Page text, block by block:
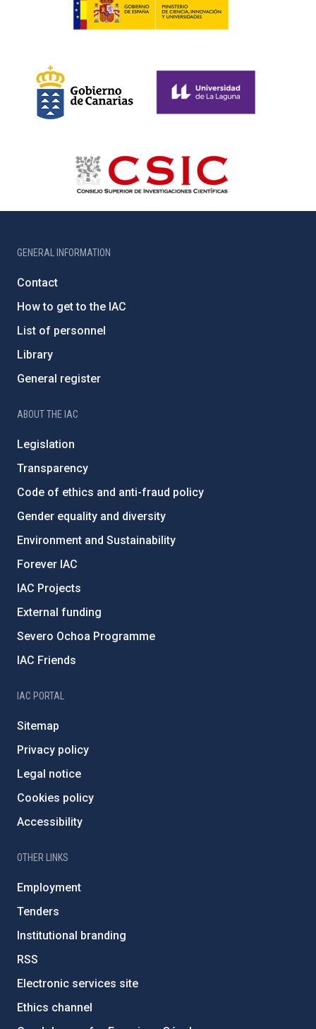
GENERAL INFORMATION
Contact
How to get to the IAC
List of personnel
Library
General register
ABOUT THE IAC
Legislation
Transparency
Code of ethics and anti-fraud policy
Gender equality and diversity
Environment and Sustainability
Forever IAC
IAC Projects
External funding
Severo Ochoa Programme
IAC Friends
IAC PORTAL
Sitemap
Privacy policy
Legal notice
Cookies policy
Accessibility
OTHER LINKS
Employment
Tenders
Institutional branding
RSS
Electronic services site
Ethics channel